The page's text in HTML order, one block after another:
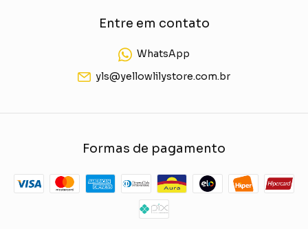
Entre em contato
WhatsApp
yls@yellowlilystore.com.br
Formas de pagamento